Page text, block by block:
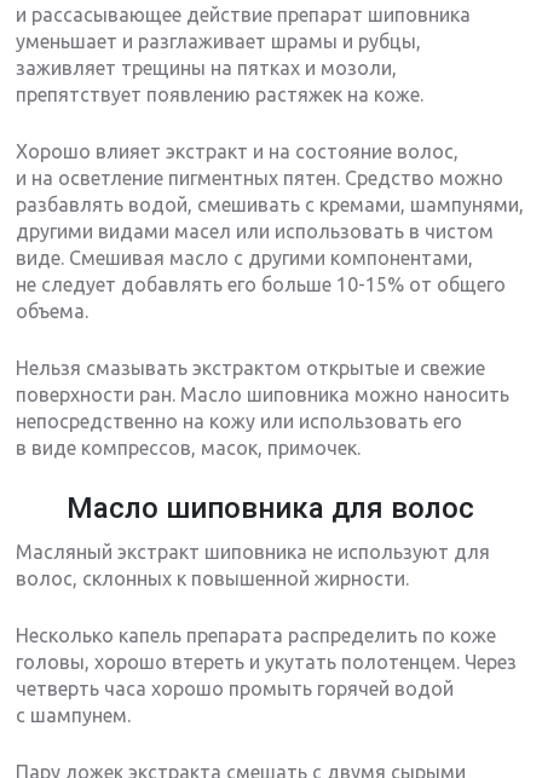
и рассасывающее действие препарат шиповника
уменьшает и разглаживает шрамы и рубцы,
заживляет трещины на пятках и мозоли,
препятствует появлению растяжек на коже.
Хорошо влияет экстракт и на состояние волос,
и на осветление пигментных пятен. Средство можно
разбавлять водой, смешивать с кремами, шампунями,
другими видами масел или использовать в чистом
виде. Смешивая масло с другими компонентами,
не следует добавлять его больше 10-15% от общего
объема.
Нельзя смазывать экстрактом открытые и свежие
поверхности ран. Масло шиповника можно наносить
непосредственно на кожу или использовать его
в виде компрессов, масок, примочек.
Масло шиповника для волос
Масляный экстракт шиповника не используют для
волос, склонных к повышенной жирности.
Несколько капель препарата распределить по коже
головы, хорошо втереть и укутать полотенцем. Через
четверть часа хорошо промыть горячей водой
с шампунем.
Пару ложек экстракта смешать с двумя сырыми